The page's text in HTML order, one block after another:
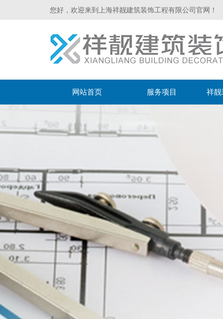
您好，欢迎来到上海祥靓建筑装饰工程有限公司官网！
网站首页 服务项目 祥